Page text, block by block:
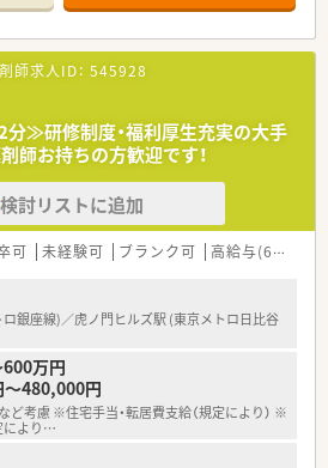
≫
を中心とした門前薬局への出店割合 約
に対する出店割合 約50%
（女性が多め）
の社員定着率 97％
績 90%以上
の在籍店舗割合 86%
の門前薬局を中心に、全都道府県に約600
を展開しています。
る環境があります！
ているのが、高度薬学管理、在宅医療、健
取り組みです。
備整備や研修制度の導入などを進め、薬剤
を整えています。
識・経験を資格（外部認定・専門薬剤師資格）
っかりと評価！
師求人ID： 545928
分≫研修制度・福利厚生充実の大手
お持ちの方歓迎です！
検討リストに追加
可 未経験可 ブランク可 高給与(600万円以上)
銀座線)／虎ノ門ヒルズ駅 (東京メトロ日比谷
万円
480,000円
ど考慮 ※住宅手当・転居費支給（規定により） ※
より…